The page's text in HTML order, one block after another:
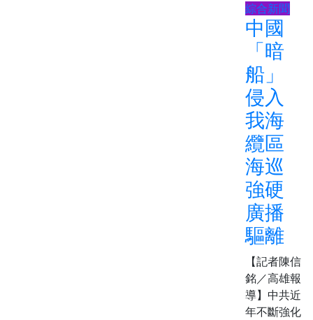
綜合新聞
中國
「暗
船」
侵入
我海
纜區
海巡
強硬
廣播
驅離
【記者陳信
銘／高雄報
導】中共近
年不斷強化